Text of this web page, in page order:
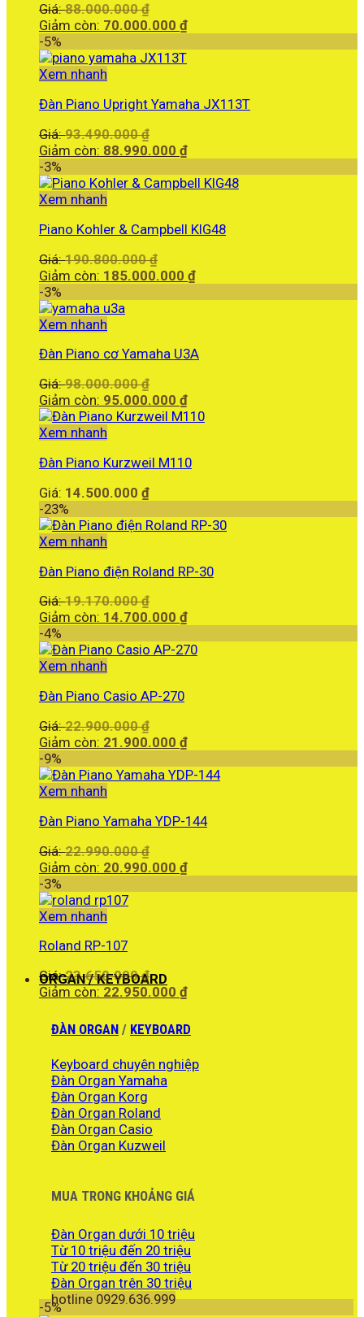
Giá:88.000.000₫
gốc
88.000.000 ₫.
Giảm còn: 70.000.000 ₫Giá
-5%
Xem nhanh
Đàn Piano Upright Yamaha JX113T
Giá:93.490.000₫
gốc
93.490.000 ₫.
Giảm còn: 88.990.000 ₫Giá
tại
-3%
Xem nhanh
Piano Kohler & Campbell KIG48
Giá:190.800.000₫
gốc
Giảm còn: 185.000.000 ₫Giá
-3%
Xem nhanh
Đàn Piano cơ Yamaha U3A
Giá:98.000.000₫
gốc
là:
Giảm còn: 95.000.000 ₫Giá
hiện
95.000.000 ₫.
Xem nhanh
Đàn Piano Kurzweil M110
Giá: 14.500.000 ₫
-23%
Xem nhanh
Đàn Piano điện Roland RP-30
Giá:19.170.000₫
gốc
19.170.000 ₫.
Giảm còn: 14.700.000 ₫Giá
tại
-4%
Xem nhanh
Đàn Piano Casio AP-270
Giá:22.900.000₫
gốc
22.900.000 ₫.
Giảm còn: 21.900.000 ₫Giá
tại
-9%
Xem nhanh
Đàn Piano Yamaha YDP-144
Giá:22.990.000₫
gốc
Giảm còn: 20.990.000 ₫Giá
-3%
Xem nhanh
Roland RP-107
Giá:23.650.000₫ Giá
gốc
23.650.000 ₫.
Giảm còn: 22.950.000 ₫Giá
tại
là:
22.950.000 ₫.
ORGAN / KEYBOARD
ĐÀN ORGAN / KEYBOARD
Keyboard chuyên nghiệp
Đàn Organ Yamaha
Đàn Organ Korg
Đàn Organ Roland
Đàn Organ Casio
Đàn Organ Kuzweil
MUA TRONG KHOẢNG GIÁ
Đàn Organ dưới 10 triệu
Từ 10 triệu đến 20 triệu
Từ 20 triệu đến 30 triệu
Đàn Organ trên 30 triệu
hotline 0929.636.999
-5%